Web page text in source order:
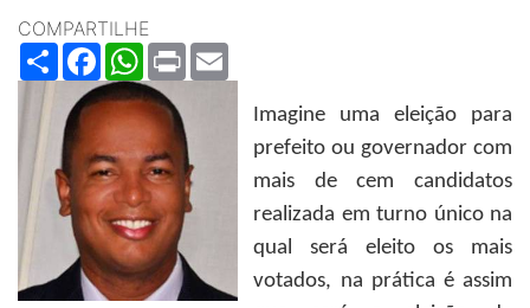
COMPARTILHE
ShareFacebookWhatsApp
Print
Imagine uma eleição para
prefeito ou governador com
mais de cem candidatos
realizada em turno único na
qual será eleito os mais
votados, na prática é assim